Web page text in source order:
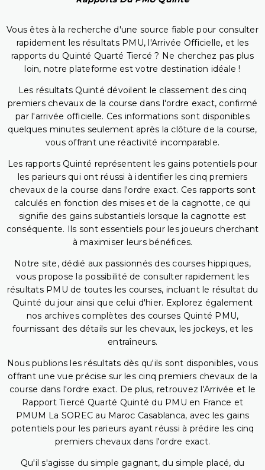
Vous êtes à la recherche d'une source fiable pour consulter
rapidement les résultats PMU, l'Arrivée Officielle, et les
rapports du Quinté Quarté Tiercé ? Ne cherchez pas plus
loin, notre plateforme est votre destination idéale !
Les résultats Quinté dévoilent le classement des cinq
premiers chevaux de la course dans l'ordre exact, confirmé
par l'arrivée officielle. Ces informations sont disponibles
quelques minutes seulement après la clôture de la course,
vous offrant une réactivité incomparable.
Les rapports Quinté représentent les gains potentiels pour
les parieurs qui ont réussi à identifier les cinq premiers
chevaux de la course dans l'ordre exact. Ces rapports sont
calculés en fonction des mises et de la cagnotte, ce qui
signifie des gains substantiels lorsque la cagnotte est
conséquente. Ils sont essentiels pour les joueurs cherchant
à maximiser leurs bénéfices.
Notre site, dédié aux passionnés des courses hippiques,
vous propose la possibilité de consulter rapidement les
résultats PMU de toutes les courses, incluant le résultat du
Quinté du jour ainsi que celui d'hier. Explorez également
nos archives complètes des courses Quinté PMU,
fournissant des détails sur les chevaux, les jockeys, et les
entraîneurs.
Nous publions les résultats dès qu'ils sont disponibles, vous
offrant une vue précise sur les cinq premiers chevaux de la
course dans l'ordre exact. De plus, retrouvez l'Arrivée et le
Rapport Tiercé Quarté Quinté du PMU en France et
PMUM La SOREC au Maroc Casablanca, avec les gains
potentiels pour les parieurs ayant réussi à prédire les cinq
premiers chevaux dans l'ordre exact.
Qu'il s'agisse du simple gagnant, du simple placé, du